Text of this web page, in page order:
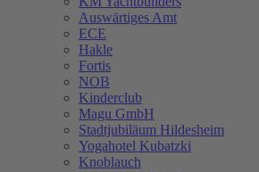
Auswärtiges Amt
ECE
Hakle
Fortis
NOB
Kinderclub
Magu GmbH
Stadtjubiläum Hildesheim
Yogahotel Kubatzki
Knoblauch